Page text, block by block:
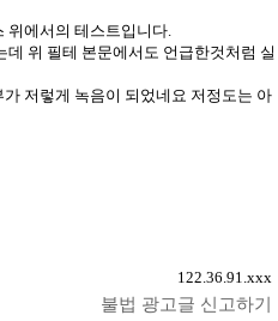
위에서의 테스트입니다.
위 필테 본문에서도 언급한것처럼 실
저렇게 녹음이 되었네요 저정도는 아
122.36.91.xxx
불법 광고글 신고하기